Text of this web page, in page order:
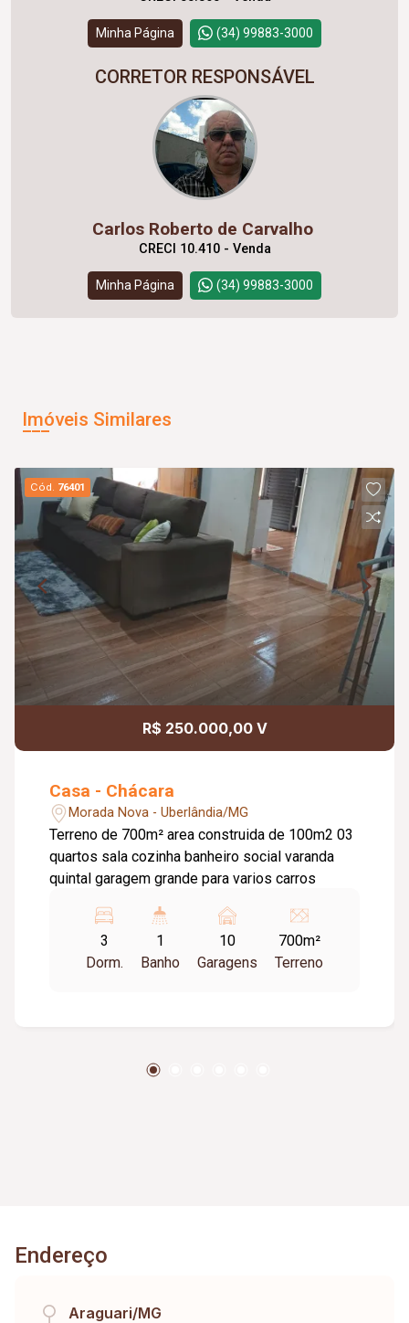
Minha Página (34) 99883-3000
CORRETOR RESPONSÁVEL
Carlos Roberto de Carvalho
CRECI 10.410 - Venda
Minha Página (34) 99883-3000
Imóveis Similares
Cód. 76401
R$ 250.000,00 V
Casa - Chácara
Morada Nova - Uberlândia/MG
Terreno de 700m² area construida de 100m2 03
quartos sala cozinha banheiro social varanda
quintal garagem grande para varios carros
3
Dorm.
1
Banho
10
Garagens
700m²
Terreno
Endereço
Araguari/MG